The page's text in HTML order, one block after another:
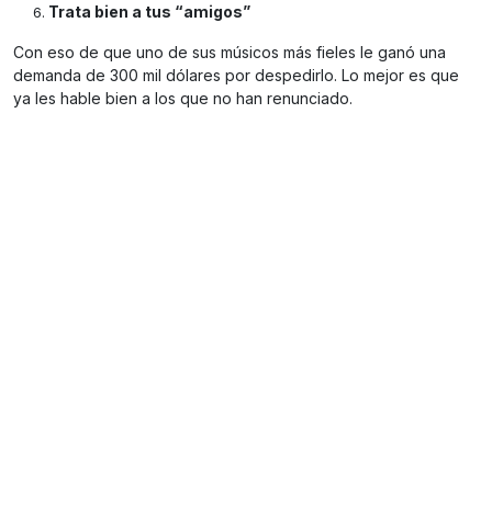
Trata bien a tus “amigos”
Con eso de que uno de sus músicos más fieles le ganó una
demanda de 300 mil dólares por despedirlo. Lo mejor es que
ya les hable bien a los que no han renunciado.